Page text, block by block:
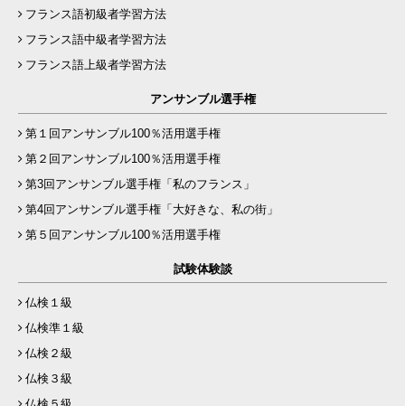
フランス語初級者学習方法
フランス語中級者学習方法
フランス語上級者学習方法
アンサンブル選手権
第１回アンサンブル100％活用選手権
第２回アンサンブル100％活用選手権
第3回アンサンブル選手権「私のフランス」
第4回アンサンブル選手権「大好きな、私の街」
第５回アンサンブル100％活用選手権
試験体験談
仏検１級
仏検準１級
仏検２級
仏検３級